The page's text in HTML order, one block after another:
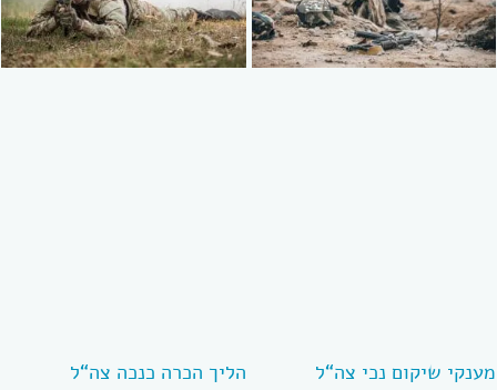
מענקי שיקום נכי צה“ל הליך הכרה כנכה צה“ל